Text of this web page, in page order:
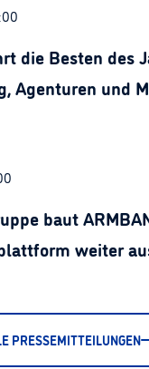
die Besten des
Agenturen und
baut
weiter
PRESSEMITTEILUNGEN